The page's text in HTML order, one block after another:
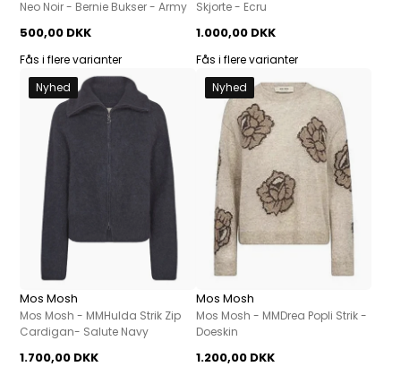
Neo Noir - Bernie Bukser - Army
500,00 DKK
Fås i flere varianter
Skjorte - Ecru
1.000,00 DKK
Fås i flere varianter
Nyhed
Mos Mosh
Mos Mosh - MMHulda Strik Zip
Cardigan- Salute Navy
1.700,00 DKK
Nyhed
Mos Mosh
Mos Mosh - MMDrea Popli Strik -
Doeskin
1.200,00 DKK